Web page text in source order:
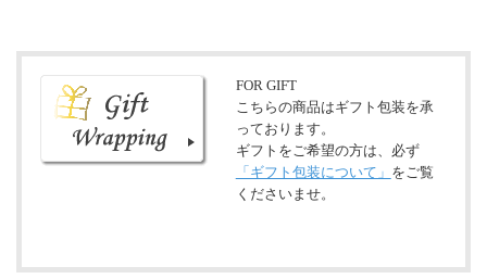
FOR GIFT
こちらの商品はギフト包装を承
っております。
ギフトをご希望の方は、必ず
「ギフト包装について」 をご覧
くださいませ。